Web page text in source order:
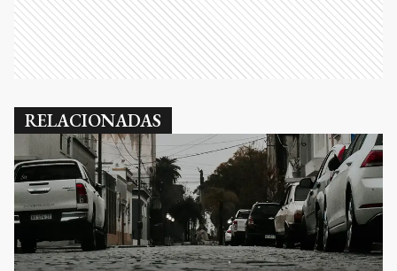
RELACIONADAS